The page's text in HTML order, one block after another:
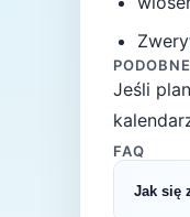
Jeśli
FAQ
Jak się